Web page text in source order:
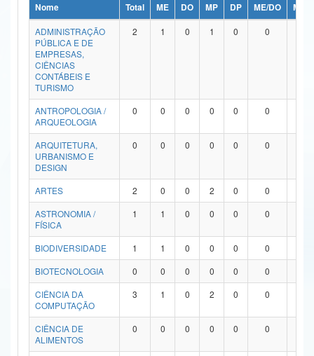
Ministério da Ciência, Tecnologia, Inovações e Comunicações
Ministério do Meio Ambiente
Ministério do Turismo
Ministério do Desenvolvimento Regional
Controladoria-Geral da União
Ministério da Mulher, da Família e dos Direitos Humanos
Secretaria de Governo
Advocacia-Geral da União
Banco Central do Brasil
Nome Total ME DO MP DP ME/DO
MP/
ADMINISTRAÇÃO
PÚBLICA E DE
EMPRESAS,
CIÊNCIAS
CONTÁBEIS E
TURISMO
2 1 0 1 0 0
ANTROPOLOGIA /
ARQUEOLOGIA
0 0 0 0 0 0
ARQUITETURA,
URBANISMO E
DESIGN
0 0 0 0 0 0
ARTES 2 0 0 2 0 0
ASTRONOMIA /
FÍSICA
1 1 0 0 0 0
BIODIVERSIDADE 1 1 0 0 0 0
BIOTECNOLOGIA
0 0 0 0 0 0
CIÊNCIA DA
COMPUTAÇÃO
3 1 0 2 0 0
CIÊNCIA DE
ALIMENTOS
0 0 0 0 0 0